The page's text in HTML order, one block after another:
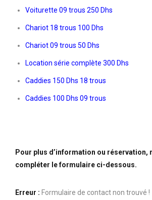
Voiturette 09 trous 250 Dhs
Chariot 18 trous 100 Dhs
Chariot 09 trous 50 Dhs
Location série complète 300 Dhs
Caddies 150 Dhs 18 trous
Caddies 100 Dhs 09 trous
Pour plus d’information ou réservation,
compléter le formulaire ci-dessous.
Erreur : Formulaire de contact non trouvé !